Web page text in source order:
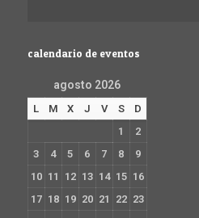
calendario de eventos
agosto 2026
L M X J V S
D
1
2
3
4 5 6 7 8
9
10 11 12 13 14 15 16
17 18 19 20 21 22 23